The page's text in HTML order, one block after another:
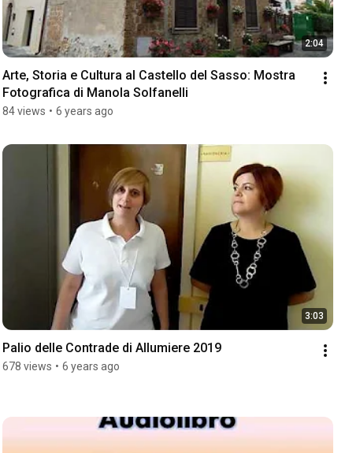
2:04
Arte, Storia e Cultura al Castello del Sasso: Mostra
Fotografica di Manola Solfanelli
84 views • 6 years ago
3:03
Palio delle Contrade di Allumiere 2019
678 views • 6 years ago